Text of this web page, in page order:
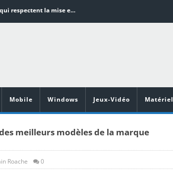
Word en PDF : les outils qui respectent la mise en page
Vidéoprojecteurs Asus : Top 6 des meilleurs modèles de la marque
Mobile Windows Jeux-Vidéo Matériel
meilleurs modèles de la marque
Roache 0